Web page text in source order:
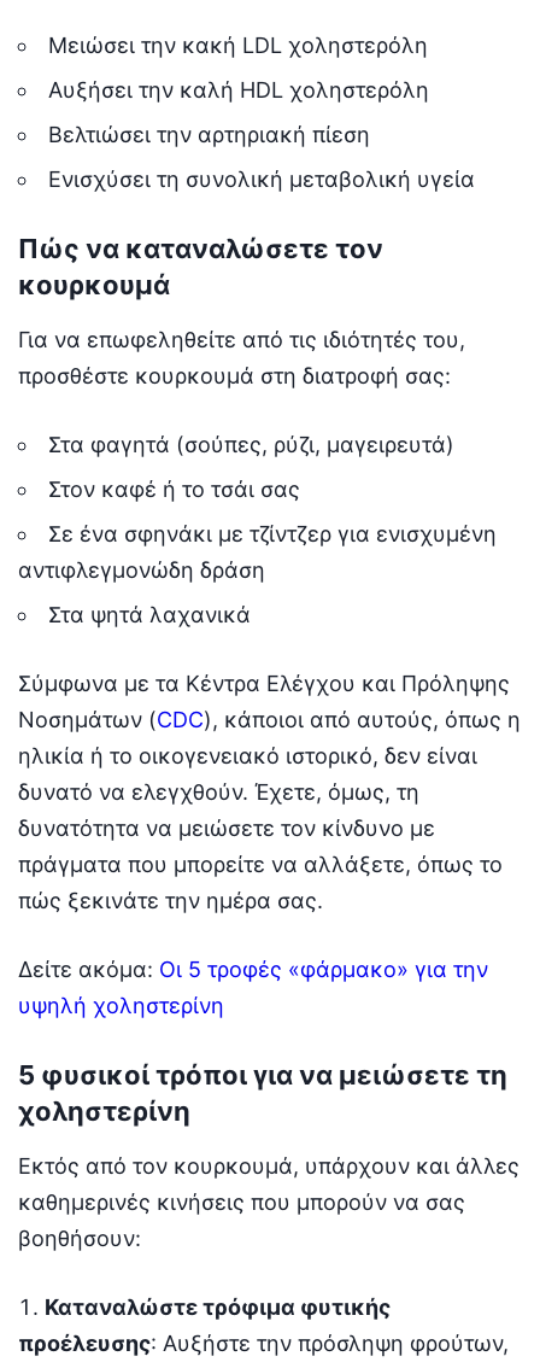
Μειώσει την κακή LDL χοληστερόλη
Αυξήσει την καλή HDL χοληστερόλη
Βελτιώσει την αρτηριακή πίεση
Ενισχύσει τη συνολική μεταβολική υγεία
Πώς να καταναλώσετε τον
κουρκουμά
Για να επωφεληθείτε από τις ιδιότητές του,
προσθέστε κουρκουμά στη διατροφή σας:
Στα φαγητά (σούπες, ρύζι, μαγειρευτά)
Στον καφέ ή το τσάι σας
Σε ένα σφηνάκι με τζίντζερ για ενισχυμένη
αντιφλεγμονώδη δράση
Στα ψητά λαχανικά
Σύμφωνα με τα Κέντρα Ελέγχου και Πρόληψης
Νοσημάτων (CDC), κάποιοι από αυτούς, όπως η
ηλικία ή το οικογενειακό ιστορικό, δεν είναι
δυνατό να ελεγχθούν. Έχετε, όμως, τη
δυνατότητα να μειώσετε τον κίνδυνο με
πράγματα που μπορείτε να αλλάξετε, όπως το
πώς ξεκινάτε την ημέρα σας.
Δείτε ακόμα: Οι 5 τροφές «φάρμακο» για την
υψηλή χοληστερίνη
5 φυσικοί τρόποι για να μειώσετε τη
χοληστερίνη
Εκτός από τον κουρκουμά, υπάρχουν και άλλες
καθημερινές κινήσεις που μπορούν να σας
βοηθήσουν:
Καταναλώστε τρόφιμα φυτικής
προέλευσης: Αυξήστε την πρόσληψη φρούτων,